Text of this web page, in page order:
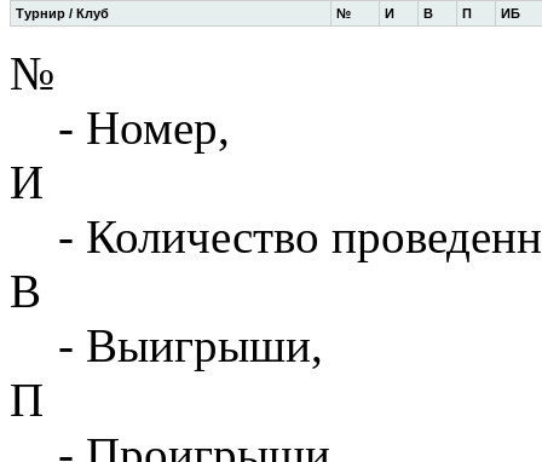
Турнир / Клуб № И В П ИБ
№
- Номер,
И
- Количество
В
- Выигрыши,
П